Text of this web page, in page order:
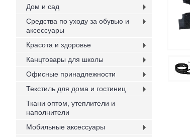
Дом и сад
Средства по уходу за обувью и
аксессуары
Красота и здоровье
Канцтовары для школы
Офисные принадлежности
Текстиль для дома и гостиниц
Ткани оптом, утеплители и
наполнители
Мобильные аксессуары